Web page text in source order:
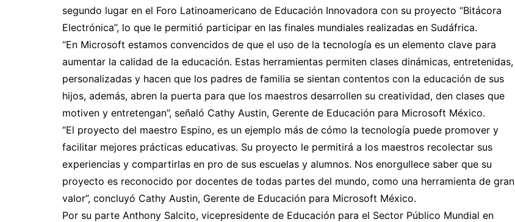
segundo lugar en el Foro Latinoamericano de Educación Innovadora con su proyecto “Bitácora
Electrónica”, lo que le permitió participar en las finales mundiales realizadas en Sudáfrica.
“En Microsoft estamos convencidos de que el uso de la tecnología es un elemento clave para
aumentar la calidad de la educación. Estas herramientas permiten clases dinámicas, entretenidas,
personalizadas y hacen que los padres de familia se sientan contentos con la educación de sus
hijos, además, abren la puerta para que los maestros desarrollen su creatividad, den clases que
motiven y entretengan”, señaló Cathy Austin, Gerente de Educación para Microsoft México.
“El proyecto del maestro Espino, es un ejemplo más de cómo la tecnología puede promover y
facilitar mejores prácticas educativas. Su proyecto le permitirá a los maestros recolectar sus
experiencias y compartirlas en pro de sus escuelas y alumnos. Nos enorgullece saber que su
proyecto es reconocido por docentes de todas partes del mundo, como una herramienta de gran
valor”, concluyó Cathy Austin, Gerente de Educación para Microsoft México.
Por su parte Anthony Salcito, vicepresidente de Educación para el Sector Público Mundial en